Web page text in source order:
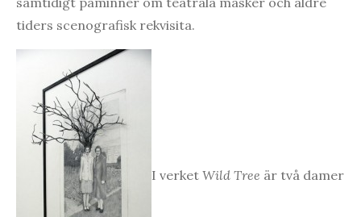
tiders scenografisk rekvisita.
I verket Wild Tree är två damer